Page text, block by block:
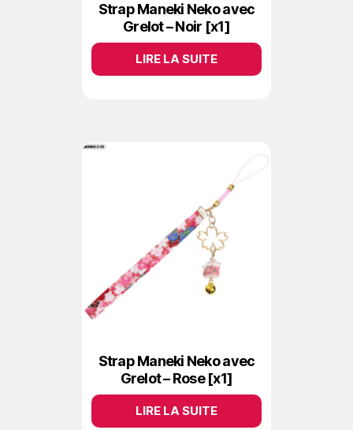
Strap Maneki Neko avec
Grelot – Noir [x1]
LIRE LA SUITE
Strap Maneki Neko avec
Grelot – Rose [x1]
LIRE LA SUITE